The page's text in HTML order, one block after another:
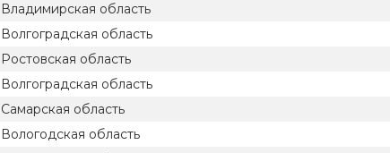
Владимирская область
Волгоградская область
Ростовская область
Волгоградская область
Самарская область
Вологодская область